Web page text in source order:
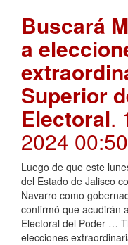
Buscará
a
Superior
Electoral.
2024 00:50
Luego de que este
del Estado de Jalisco
Navarro como
confirmó que acudirán
Electoral del Poder …
elecciones